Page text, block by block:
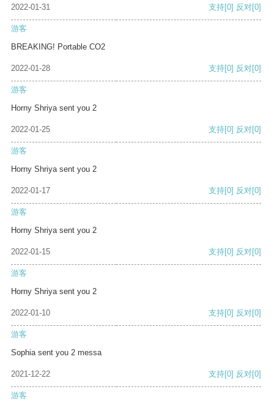
2022-01-31 支持[0] 反对[0]
游客
BREAKING! Portable CO2
2022-01-28 支持[0] 反对[0]
游客
Horny Shriya sent you 2
2022-01-25 支持[0] 反对[0]
游客
Horny Shriya sent you 2
2022-01-17 支持[0] 反对[0]
游客
Horny Shriya sent you 2
2022-01-15 支持[0] 反对[0]
游客
Horny Shriya sent you 2
2022-01-10 支持[0] 反对[0]
游客
Sophia sent you 2 messa
2021-12-22 支持[0] 反对[0]
游客